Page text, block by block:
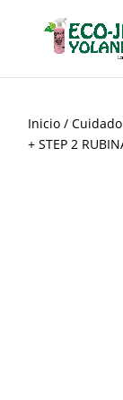
Inicio /
+ STEP 2